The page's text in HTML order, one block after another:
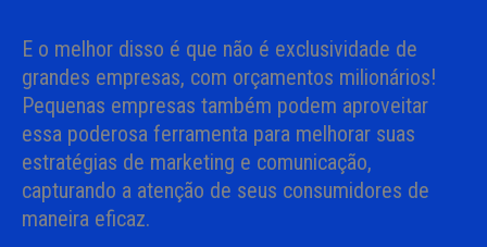
E o melhor disso é que não é exclusividade de
grandes empresas, com orçamentos milionários!
Pequenas empresas também podem aproveitar
essa poderosa ferramenta para melhorar suas
estratégias de marketing e comunicação,
capturando a atenção de seus consumidores de
maneira eficaz.